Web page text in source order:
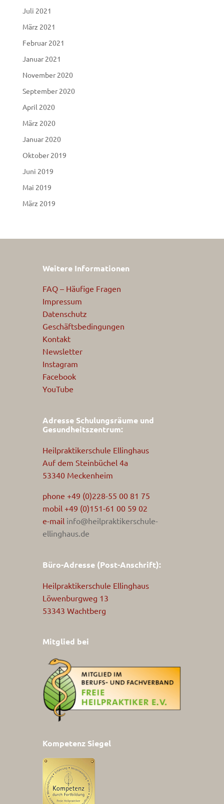
Juli 2021
März 2021
Februar 2021
Januar 2021
November 2020
September 2020
April 2020
März 2020
Januar 2020
Oktober 2019
Juni 2019
Mai 2019
März 2019
Weitere Informationen
FAQ – Häufige Fragen
Impressum
Datenschutz
Geschäftsbedingungen
Kontakt
Newsletter
Instagram
Facebook
YouTube
Adresse Schulungsräume und
Gesundheitszentrum:
Heilpraktikerschule Ellinghaus
Auf dem Steinbüchel 4a
53340 Meckenheim
phone +49 (0)228-55 00 81 75
mobil +49 (0)151-61 00 59 02
e-mail info@heilpraktikerschule-
ellinghaus.de
Büro-Adresse (Post-Anschrift):
Heilpraktikerschule Ellinghaus
Löwenburgweg 13
53343 Wachtberg
Mitglied bei
Kompetenz Siegel